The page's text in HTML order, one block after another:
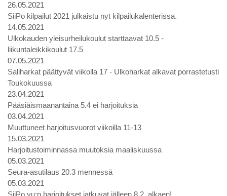
26.05.2021
SiiPo kilpailut 2021 julkaistu nyt kilpailukalenterissa.
14.05.2021
Ulkokauden yleisurheilukoulut starttaavat 10.5 -
liikuntaleikkikoulut 17.5
07.05.2021
Saliharkat päättyvät viikolla 17 - Ulkoharkat alkavat porrastetusti
Toukokuussa
23.04.2021
Pääsiäismaanantaina 5.4 ei harjoituksia
03.04.2021
Muuttuneet harjoitusvuorot viikoilla 11-13
15.03.2021
Harjoitustoiminnassa muutoksia maaliskuussa
05.03.2021
Seura-asutilaus 20.3 mennessä
05.03.2021
SiiPo yu:n harjoitukset jatkuvat jälleen 8.2. alkaen!